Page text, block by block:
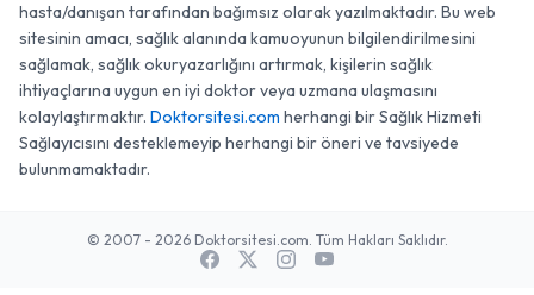
hasta/danışan tarafından bağımsız olarak yazılmaktadır. Bu web
sitesinin amacı, sağlık alanında kamuoyunun bilgilendirilmesini
sağlamak, sağlık okuryazarlığını artırmak, kişilerin sağlık
ihtiyaçlarına uygun en iyi doktor veya uzmana ulaşmasını
kolaylaştırmaktır. Doktorsitesi.com herhangi bir Sağlık Hizmeti
Sağlayıcısını desteklemeyip herhangi bir öneri ve tavsiyede
bulunmamaktadır.
© 2007 - 2026 Doktorsitesi.com. Tüm Hakları Saklıdır.